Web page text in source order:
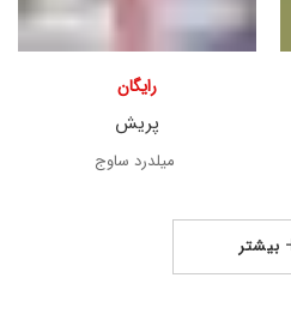
پریش
رایگان
میلدرد ساوج
بیشتر